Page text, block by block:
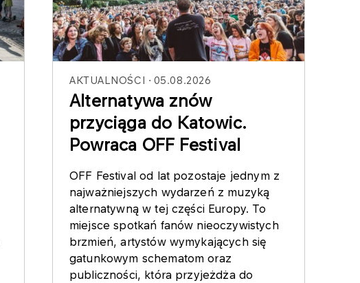
AKTUALNOŚCI 05.08.2026
Alternatywa znów
przyciąga do Katowic.
Powraca OFF Festival
OFF Festival od lat pozostaje jednym z
najważniejszych wydarzeń z muzyką
alternatywną w tej części Europy. To
miejsce spotkań fanów nieoczywistych
brzmień, artystów wymykających się
gatunkowym schematom oraz
publiczności, która przyjeżdża do